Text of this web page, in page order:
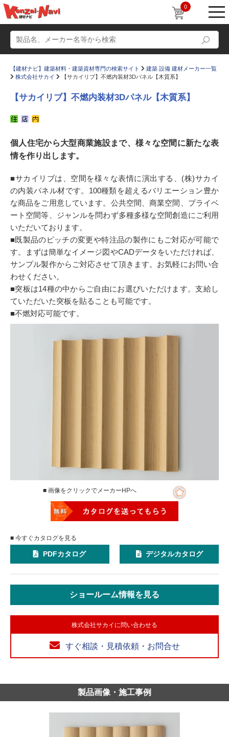
0
かたなび コラム
Q＆A 販売・施工代理店募集
お気に入り
【建材ナビ】建築材料・建築資材専門の検索サイト
建築 設備 建材メーカー一覧
株式会社サカイ
【サカイリブ】不燃内装材3Dパネル【木質系】
【サカイリブ】不燃内装材3Dパネル【木質系】
個人住宅から大型商業施設まで、様々な空間に新たな表
情を作り出します。
■サカイリブは、空間を様々な表情に演出する、(株)サカイ
の内装パネル材です。100種類を超えるバリエーション豊か
な商品をご用意しています。公共空間、商業空間、プライベ
ート空間等、ジャンルを問わず多種多様な空間創造にご利用
いただいております。
■既製品のピッチの変更や特注品の製作にもご対応が可能で
す。まずは簡単なイメージ図やCADデータをいただければ、
サンプル製作からご対応させて頂きます。お気軽にお問い合
わせください。
■突板は14種の中からご自由にお選びいただけます。支給し
ていただいた突板を貼ることも可能です。
■不燃対応可能です。
■ 画像をクリックでメーカーHPへ
■ 今すぐカタログを見る
PDFカタログ デジタルカタログ
ショールーム情報を見る
株式会社サカイに問い合わせる
すぐ相談・見積依頼・お問合せ
製品画像・施工事例